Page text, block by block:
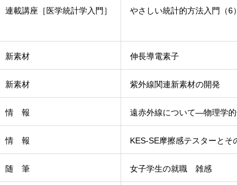
連載講座［医学統計学入門］ やさしい統計的方法入門（
新素材 伸長導電素子
新素材 紫外線関連新素材の開発
情 報 遠赤外線について―物理学
情 報 KES-SE摩擦感テスターと
随 筆 女子学生の就職 雑感